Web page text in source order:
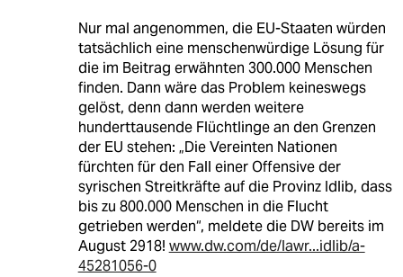
Nur mal angenommen, die EU-Staaten würden
tatsächlich eine menschenwürdige Lösung für
die im Beitrag erwähnten 300.000 Menschen
finden. Dann wäre das Problem keineswegs
gelöst, denn dann werden weitere
hunderttausende Flüchtlinge an den Grenzen
der EU stehen: „Die Vereinten Nationen
fürchten für den Fall einer Offensive der
syrischen Streitkräfte auf die Provinz Idlib, dass
bis zu 800.000 Menschen in die Flucht
getrieben werden“, meldete die DW bereits im
August 2918! www.dw.com/de/lawr...idlib/a-
45281056-0